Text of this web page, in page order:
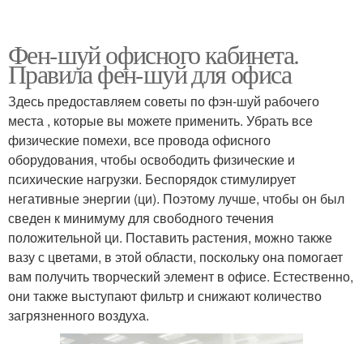
Фен-шуй офисного кабинета.
Правила фен-шуй для офиса
Здесь предоставляем советы по фэн-шуй рабочего
места , которые вы можете применить. Убрать все
физические помехи, все провода офисного
оборудования, чтобы освободить физические и
психические нагрузки. Беспорядок стимулирует
негативные энергии (ци). Поэтому лучше, чтобы он был
сведен к минимуму для свободного течения
положительной ци. Поставить растения, можно также
вазу с цветами, в этой области, поскольку она помогает
вам получить творческий элемент в офисе. Естественно,
они также выступают фильтр и снижают количество
загрязненного воздуха.